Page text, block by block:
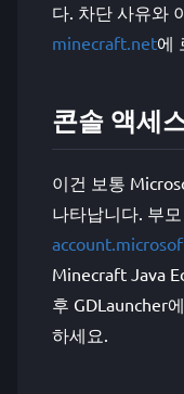
다. 차단 사유와
minecraft.net에
콘솔 액세
이건 보통
나타납니다. 부
Minecraft Java
후 GDLauncher
하세요.